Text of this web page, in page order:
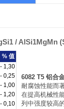
/ AlSi1MgMn
% 值
1,30
0,25
1,00
1,20
0,10
6082 T5 铝合
耐腐蚀性能而
在提高机械性
列中强度较高